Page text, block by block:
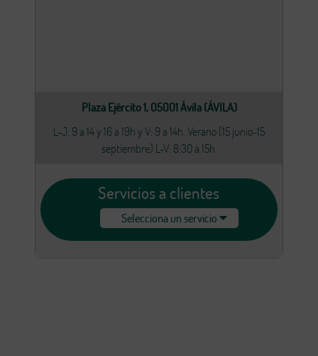
Plaza Ejército 1, 05001 Ávila (ÁVILA)
L-J: 9 a 14 y 16 a 19h y V: 9 a 14h. Verano (15 junio-15
septiembre) L-V: 8:30 a 15h.
Servicios a clientes
Selecciona un servicio